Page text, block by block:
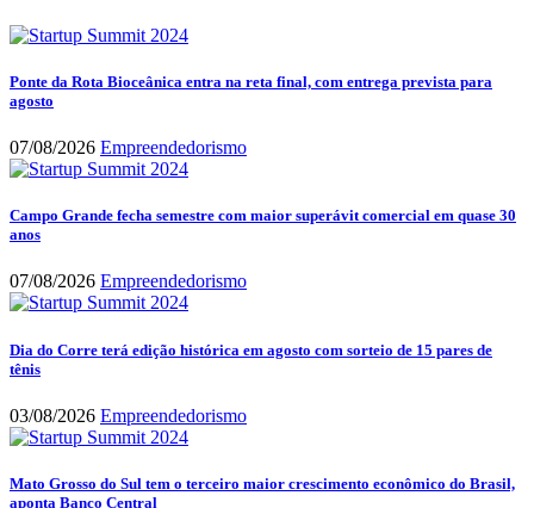
Ponte da Rota Bioceânica entra na reta final, com entrega prevista para
agosto
07/08/2026 Empreendedorismo
Campo Grande fecha semestre com maior superávit comercial em quase 30
anos
07/08/2026 Empreendedorismo
Dia do Corre terá edição histórica em agosto com sorteio de 15 pares de
tênis
03/08/2026 Empreendedorismo
Mato Grosso do Sul tem o terceiro maior crescimento econômico do Brasil,
aponta Banco Central